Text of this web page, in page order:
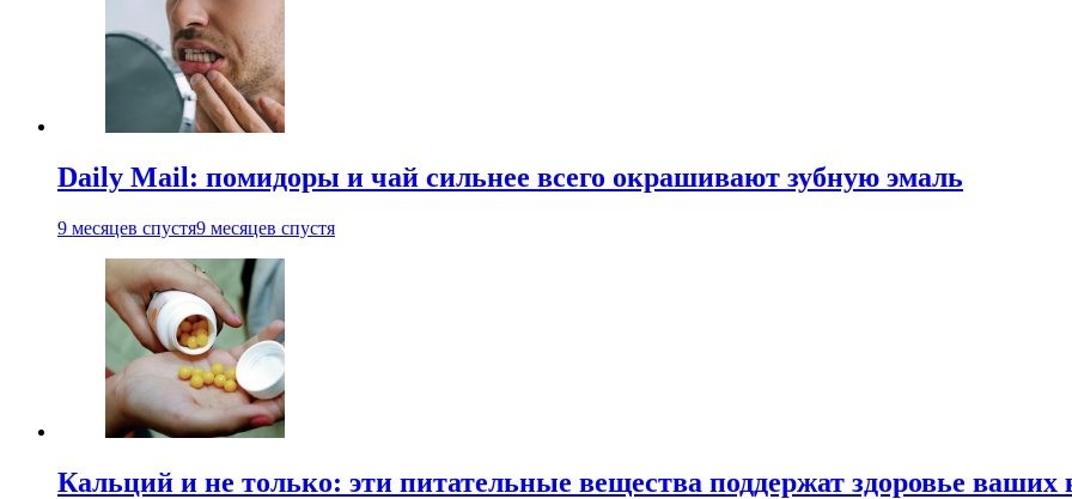
Daily Mail: помидоры и чай сильнее всего окрашивают зубную эмаль
9 месяцев спустя9 месяцев спустя
Кальций и не только: эти питательные вещества поддержат здоровье ваших